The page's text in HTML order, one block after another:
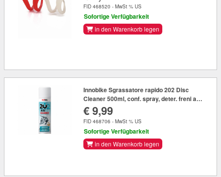
FID 468520 - MwSt % US
Sofortige Verfügbarkeit
in den Warenkorb legen
Innobike Sgrassatore rapido 202 Disc
Cleaner 500ml, conf. spray, deter. freni a
disco
€ 9,99
FID 468706 - MwSt % US
Sofortige Verfügbarkeit
in den Warenkorb legen